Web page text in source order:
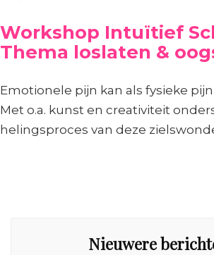
Workshop Intuïtief
Thema loslaten &
Emotionele pijn kan als fysieke
Met o.a. kunst en creativiteit
helingsproces van deze
Nieuwere